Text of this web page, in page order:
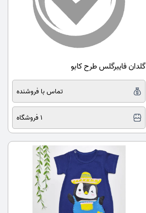
گلدان فایبرگلس طرح کابو
تماس با فروشنده
1 فروشگاه